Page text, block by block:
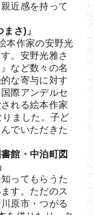
近感を持って
さ)」
本作家の安野光
。安野光雅さ
など数々の名
な寄与に対す
際アンデルセ
れる絵本作家
ました。子ど
でいただきた
館・中泊町図
ってもらうた
す。ただのス
原市・つがる